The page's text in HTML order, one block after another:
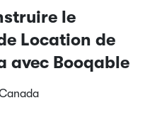
le
Location de
avec Booqable